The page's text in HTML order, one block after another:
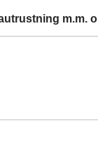
m.m.